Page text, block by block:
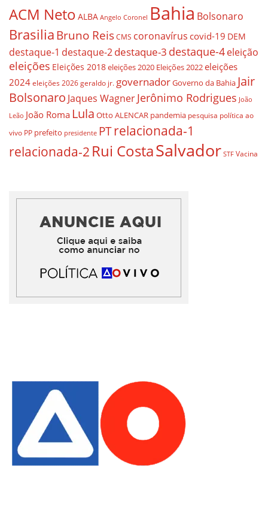
ACM Neto ALBA Angelo Coronel Bahia Bolsonaro
BrasiliaBruno ReisCMS coronavírus covid-19 DEM
destaque-1 destaque-2destaque-3 destaque-4eleição
eleições Eleições 2018eleições 2020 Eleições 2022eleições
2024 eleições 2026 geraldo jr. governadorGoverno da Bahia Jair
Bolsonaro Jaques WagnerJerônimo Rodrigues João
Leão João Roma Lula Otto ALENCAR pandemia pesquisa política ao
vivo PP prefeito presidente PTrelacionada-1
relacionada-2 Rui CostaSalvador STF Vacina